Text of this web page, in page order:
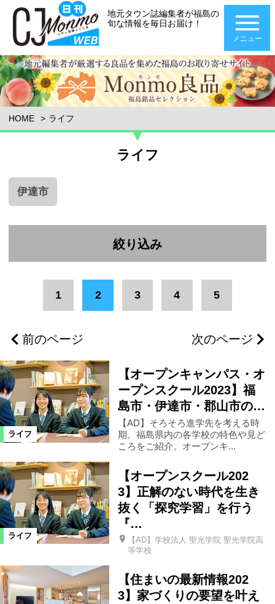
地元タウン誌編集者が福島の
旬な情報を毎日お届け！
メニュー
HOME ライフ
ライフ
伊達市
絞り込み
エリア
福島市 県北エリア 福島県全域
会津若松市 会津エリア
南相馬市 浜通りエリア 伊達市
二本松市 いわき市
猪苗代町 桑折町 三春町
喜多方市 相馬市 天栄村
須賀川市 浪江町 本宮市
前のページ
1 2 3 4 5
次のページ
ライフ
【オープンキャンパス・オ
ープンスクール2023】福
島市・伊達市・郡山市の…
【AD】そろそろ進学先を考える時
期。福島県内の各学校の特色や見ど
ころをご紹介。オープンキ...
ライフ
【オープンスクール202
3】正解のない時代を生き
抜く「探究学習」を行う
『…
【AD】学校法人 聖光学院 聖光学院高
等学校
【住まいの最新情報202
3】家づくりの要望を叶え